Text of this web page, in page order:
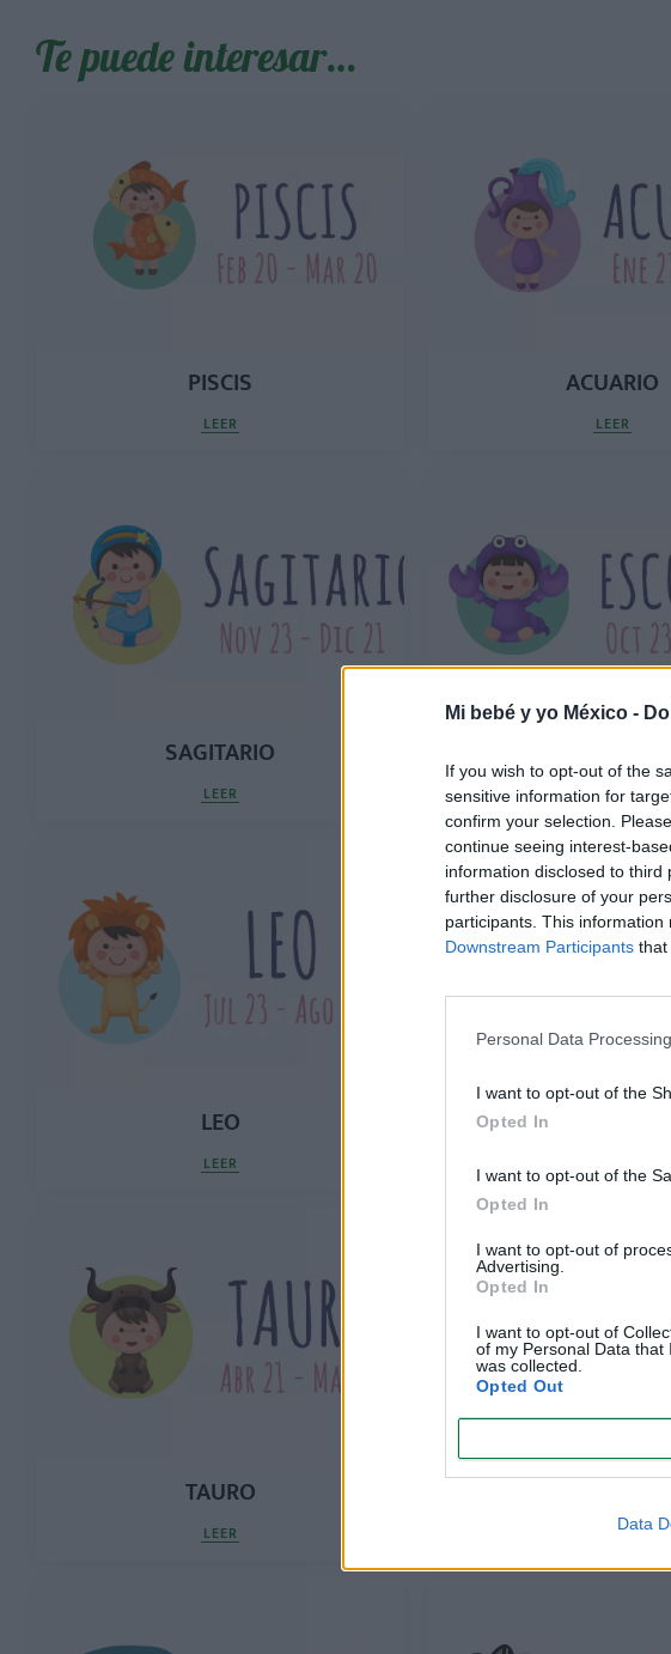
Mi bebé y yo México -
If you wish to opt-out of the
sensitive information for
confirm your selection.
continue seeing interest-
information disclosed to
further disclosure of your
participants. This
Downstream Participants that
Personal Data
I want to opt-out of the
Opted In
I want to opt-out of the
Opted In
I want to opt-out of
Advertising.
Opted In
I want to opt-out of
of my Personal Data that
was collected.
Opted Out
Data
Te puede interesar…
PISCIS
LEER
ACUARIO
LEER
SAGITARIO
LEER LEER
LEO
LEER LEER
TAURO
LEER LEER